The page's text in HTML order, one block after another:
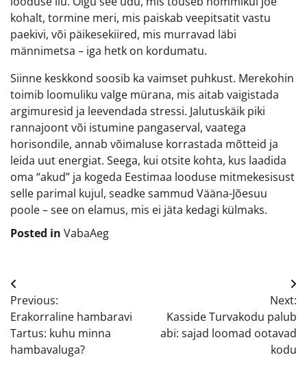
kohalt, tormine meri, mis paiskab veepitsatit vastu
paekivi, või päikesekiired, mis murravad läbi
männimetsa – iga hetk on kordumatu.
Siinne keskkond soosib ka vaimset puhkust. Merekohin
toimib loomuliku valge mürana, mis aitab vaigistada
argimuresid ja leevendada stressi. Jalutuskäik piki
rannajoont või istumine pangaserval, vaatega
horisondile, annab võimaluse korrastada mõtteid ja
leida uut energiat. Seega, kui otsite kohta, kus laadida
oma “akud” ja kogeda Eestimaa looduse mitmekesisust
selle parimal kujul, seadke sammud Vääna-Jõesuu
poole – see on elamus, mis ei jäta kedagi külmaks.
Posted in VabaAeg
Navigeerimine
Previous:
Erakorraline hambaravi
Tartus: kuhu minna
hambavaluga?
Next:
Kasside Turvakodu palub
abi: sajad loomad ootavad
kodu